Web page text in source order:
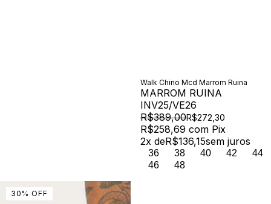
Walk Chino Mcd Marrom Ruina
MARROM RUINA
INV25/VE26
R$389,00R$272,30
R$258,69 com Pix
2x deR$136,15sem juros
36 38 40 42
44
46
48
30 % OFF